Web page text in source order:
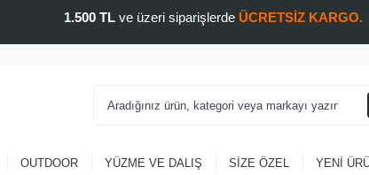
1.500 TLve üzeri siparişlerde ÜCRETSİZ KARGO.
OUTDOOR YÜZME VE DALIŞ SIZE ÖZEL YENI